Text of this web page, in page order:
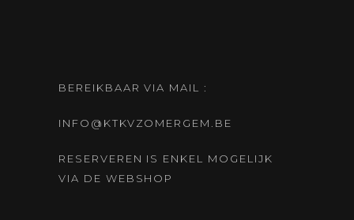
BEREIKBAAR VIA MAIL :
INFO@KTKVZOMERGEM.BE
RESERVEREN IS ENKEL MOGELIJK
VIA DE WEBSHOP